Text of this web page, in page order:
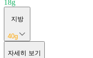
18g
지방
40g
자세히 보기